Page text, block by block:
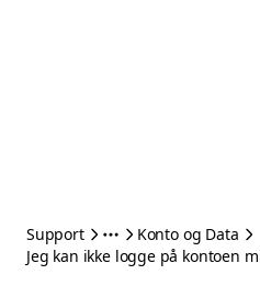
Support
Konto og Data
Jeg kan ikke logge på kontoen